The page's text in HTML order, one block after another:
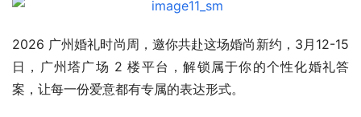
2026 广州婚礼时尚周，邀你共赴这场婚尚新约，3月12-15
日，广州塔广场 2 楼平台，解锁属于你的个性化婚礼答
案，让每一份爱意都有专属的表达形式。